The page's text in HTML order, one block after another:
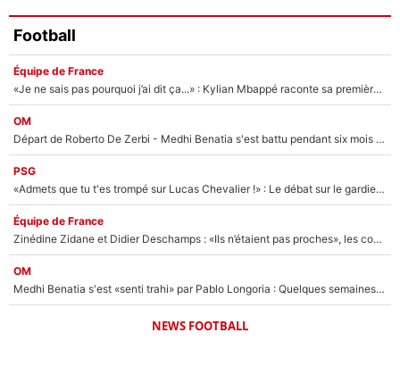
Football
Équipe de France
«Je ne sais pas pourquoi j’ai dit ça...» : Kylian Mbappé raconte sa première rencontre avec Zinédine Zidane (et c’est très drôle)
OM
Départ de Roberto De Zerbi - Medhi Benatia s'est battu pendant six mois pour le retenir à l'OM, le PSG a été le naufrage de trop : «Je pars avec toi»
PSG
«Admets que tu t'es trompé sur Lucas Chevalier !» : Le débat sur le gardien du PSG vire au clash à l'After Foot
Équipe de France
Zinédine Zidane et Didier Deschamps : «Ils n’étaient pas proches», les confidences d’un membre de l’équipe de France 1998 sur leur relation spéciale
OM
Medhi Benatia s'est «senti trahi» par Pablo Longoria : Quelques semaines après son départ, l'ancien directeur de football de l'OM règle ses comptes
NEWS FOOTBALL